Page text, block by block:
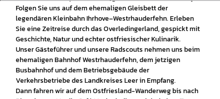
Folgen Sie uns auf dem ehemaligen Gleisbett der
legendären Kleinbahn Ihrhove–Westrhauderfehn. Erleben
Sie eine Zeitreise durch das Overledingerland, gespickt mit
Geschichte, Natur und echter ostfriesischer Kulinarik.
Unser Gästeführer und unsere Radscouts nehmen uns beim
ehemaligen Bahnhof Westrhauderfehn, dem jetzigen
Busbahnhof und dem Betriebsgebäude der
Verkehrsbetriebe des Landkreises Leer in Empfang.
Dann fahren wir auf dem Ostfriesland-Wanderweg bis nach